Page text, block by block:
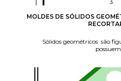
MOLDES DE SÓLIDOS
Sólidos geométricos são
possuem